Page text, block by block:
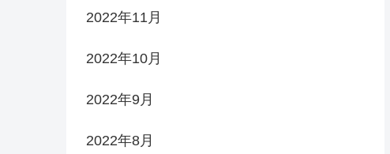
2022年11月
2022年10月
2022年9月
2022年8月